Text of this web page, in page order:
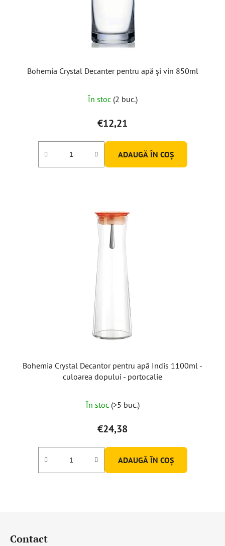
Bohemia Crystal Decanter pentru apă și vin 850ml
În stoc (2 buc.)
€12,21
ADAUGĂ ÎN COŞ
Bohemia Crystal Decantor pentru apă Indis 1100ml -
culoarea dopului - portocalie
medie
a
produsului
este
3,0
În stoc (>5 buc.)
€24,38
ADAUGĂ ÎN COŞ
Contact